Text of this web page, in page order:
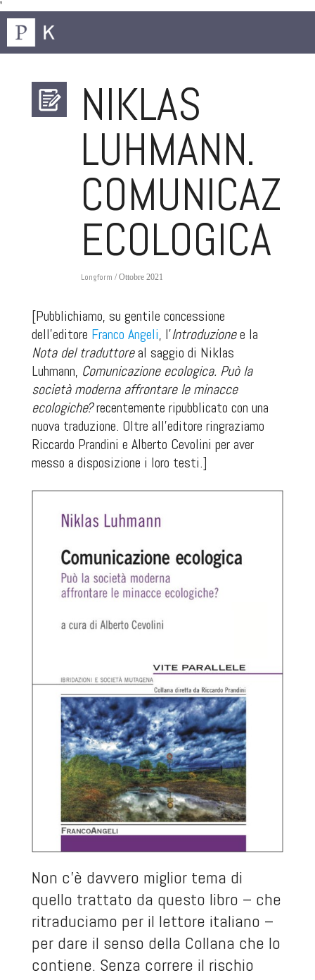
'
NIKLAS
LUHMANN.
ECOLOGICA
Longform / Ottobre 2021
[Pubblichiamo, su gentile concessione
dell'editore Franco Angeli, l'Introduzionee la
Nota del traduttoreal saggio di Niklas
Luhmann, Comunicazione ecologica. Può la
società moderna affrontare le minacce
ecologiche?recentemente ripubblicato con una
nuova traduzione. Oltre all'editore ringraziamo
Riccardo Prandini e Alberto Cevolini per aver
messo a disposizione i loro testi.]
Non c’è davvero miglior tema di
quello trattato da questo libro – che
ritraduciamo per il lettore italiano –
per dare il senso della Collana che lo
contiene. Senza correre il rischio